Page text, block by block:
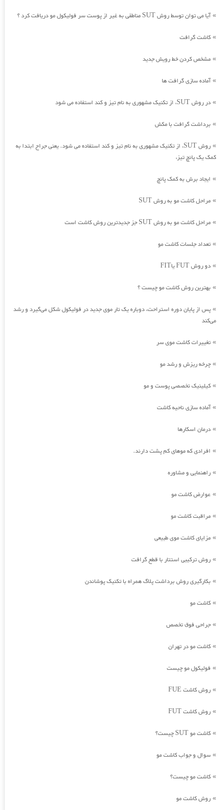
»آیا می توان توسط روش SUT مناطقی به غیر از پوست سر فولیکول مو دریافت کرد ؟
» کاشت گرافت
» مشخص کردن خط رویش جدید
»آماده سازی گرافت ها
» در روش SUT، از تکنیک مشهوری به نام تیز و کند استفاده می شود
» برداشت گرافت با مکش
»
روش SUT، از تکنیک مشهوری به نام تیز و کند استفاده می شود. یعنی جراح ابتدا به
کمک یک پانچ تیز،
» ایجاد برش به کمک پانچ
» مراحل کاشت مو به روش SUT
» مراحل کاشت مو به روش SUT جز جدیدترین روش کاشت است
» تعداد جلسات کاشت مو
» دو روش FUT یاFIT
» بهترین روش کاشت مو چیست ؟
» پس از پایان دوره استراحت، دوباره یک تار موی جدید در فولیکول شکل می‌گیرد و رشد
می‌کند
» تغییرات کاشت موی سر
» چرخه ریزش و رشد مو
» کیلینیک تخصصی پوست و مو
»آماده سازی ناحیه کاشت
» درمان اسکارها
» افرادی که موهای کم پشت دارند.
» راهنمایی و مشاوره
» عوارض کاشت مو
» مراقبت کاشت مو
» مزایای کاشت موی طبیعی
» روش ترکیبی استتار با قطع گرافت
» بکارگیری روش برداشت پلاگ همراه با تکنیک پوشاندن
» کاشت مو
» جراحی فوق تخصص
» کاشت مو در تهران
» فولیکول مو چیست
» روش کاشت FUE
» روش کاشت FUT
» کاشت مو SUT چیست؟
» سوال و جواب کاشت مو
» کاشت مو چیست؟
» روش کاشت مو